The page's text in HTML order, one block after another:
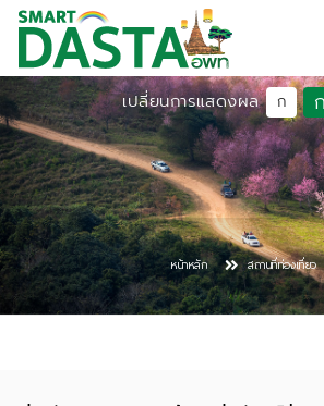
เปลี่ยนการแสดงผล ก ก
หน้าหลัก สถานที่ท่องเที่ยว